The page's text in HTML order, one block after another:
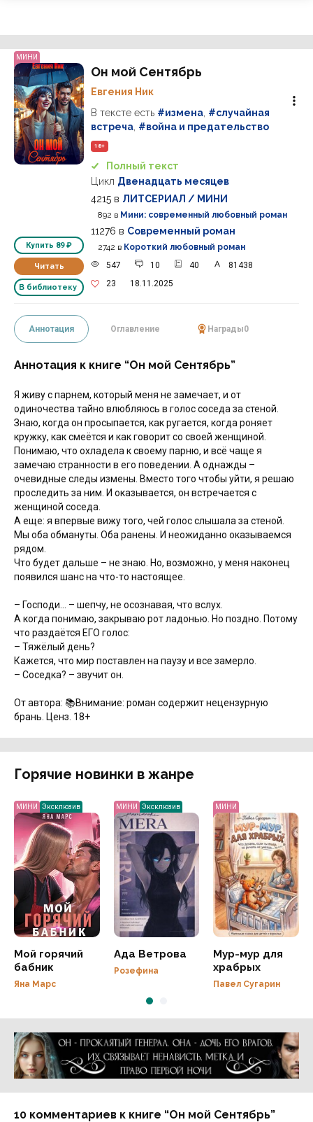
МИНИ
Купить 89 ₽
Читать
В библиотеку
Он мой Сентябрь
Евгения Ник
В тексте есть #измена #случайная
встреча #война и предательство
18+
Полный текст
Цикл Двенадцать месяцев
4215 в ЛИТСЕРИАЛ / МИНИ
892 в Мини: современный любовный роман
11276 в Современный роман
2742 в Короткий любовный роман
547
10 40
81438
23
18.11.2025
Аннотация Оглавление Награды0
Аннотация к книге “Он мой Сентябрь”
Я живу с парнем, который меня не замечает, и от
одиночества тайно влюбляюсь в голос соседа за стеной.
Знаю, когда он просыпается, как ругается, когда роняет
кружку, как смеётся и как говорит со своей женщиной.
Понимаю, что охладела к своему парню, и всё чаще я
замечаю странности в его поведении. А однажды –
очевидные следы измены. Вместо того чтобы уйти, я решаю
проследить за ним. И оказывается, он встречается с
женщиной соседа.
А еще: я впервые вижу того, чей голос слышала за стеной.
Мы оба обмануты. Оба ранены. И неожиданно оказываемся
рядом.
Что будет дальше – не знаю. Но, возможно, у меня наконец
появился шанс на что-то настоящее.
– Господи… – шепчу, не осознавая, что вслух.
А когда понимаю, закрываю рот ладонью. Но поздно. Потому
что раздаётся ЕГО голос:
– Тяжёлый день?
Кажется, что мир поставлен на паузу и все замерло.
– Соседка? – звучит он.
От автора: 📚Внимание: роман содержит нецензурную
брань. Ценз. 18+
Горячие новинки в жанре
МИНИ Эксклюзив
Мой горячий
бабник
Яна Марс
МИНИ Эксклюзив
Ада Ветрова
Розефина
МИНИ
Мур-мур для
храбрых
Павел Сугарин
Реклама 16+ АО «ЛитГород»
10 комментариев к книге “Он мой Сентябрь”